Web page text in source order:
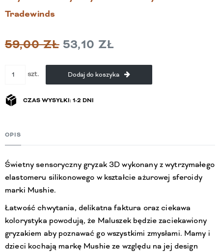
Tradewinds
59,00 ZŁ 53,10 ZŁ
szt. Dodaj do koszyka
CZAS WYSYŁKI: 1-2 DNI
OPIS
Świetny sensoryczny gryzak 3D wykonany z wytrzymałego
elastomeru silikonowego w kształcie ażurowej sferoidy
marki Mushie.
Łatwość chwytania, delikatna faktura oraz ciekawa
kolorystyka powodują, że Maluszek będzie zaciekawiony
gryzakiem aby poznawać go wszystkimi zmysłami. Mamy i
dzieci kochają markę Mushie ze względu na jej design